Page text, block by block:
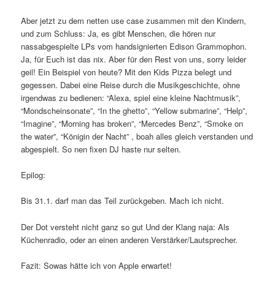
Aber jetzt zu dem netten use case zusammen mit den Kindern,
und zum Schluss: Ja, es gibt Menschen, die hören nur
nassabgespielte LPs vom handsignierten Edison Grammophon.
Ja, für Euch ist das nix. Aber für den Rest von uns, sorry leider
geil! Ein Beispiel von heute? Mit den Kids Pizza belegt und
gegessen. Dabei eine Reise durch die Musikgeschichte, ohne
irgendwas zu bedienen: “Alexa, spiel eine kleine Nachtmusik”,
“Mondscheinsonate”, “In the ghetto”, “Yellow submarine”, “Help”,
“Imagine”, “Morning has broken”, “Mercedes Benz”, “Smoke on
the water”, “Königin der Nacht” , boah alles gleich verstanden und
abgespielt. So nen fixen DJ haste nur selten.
Epilog:
Bis 31.1. darf man das Teil zurückgeben. Mach ich nicht.
Der Dot versteht nicht ganz so gut Und der Klang naja: Als
Küchenradio, oder an einen anderen Verstärker/Lautsprecher.
Fazit: Sowas hätte ich von Apple erwartet!